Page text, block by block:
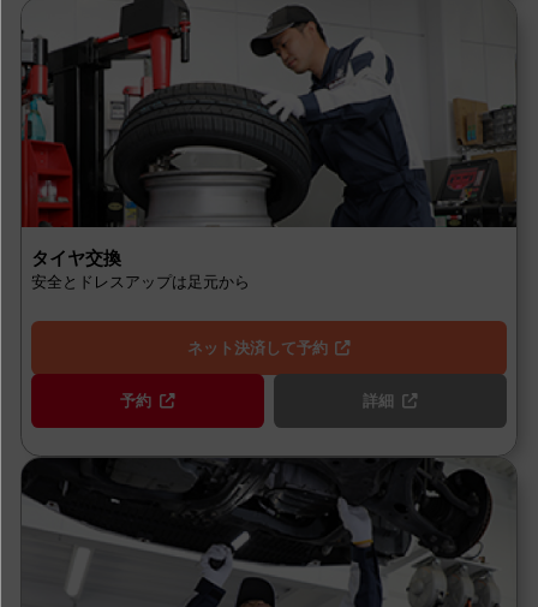
タイヤ交換
安全とドレスアップは足元から
ネット決済して予約
予約 詳細